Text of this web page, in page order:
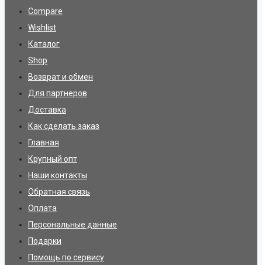
Compare
Wishlist
Каталог
Shop
Возврат и обмен
Для партнеров
Доставка
Как сделать заказ
Главная
Крупный опт
Наши контакты
Обратная связь
Оплата
Персональные данные
Подарки
Помощь по сервису